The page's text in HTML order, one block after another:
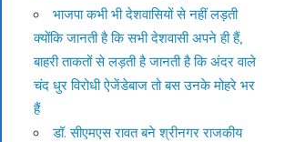
भाजपा कभी भी देशवासियों से नहीं लड़ती
क्योंकि जानती है कि सभी देशवासी अपने ही हैं,
बाहरी ताकतों से लड़ती है जानती है कि अंदर वाले
चंद धुर विरोधी ऐजेंडेबाज तो बस उनके मोहरे भर
हैं
डॉ. सीएमएस रावत बने श्रीनगर राजकीय